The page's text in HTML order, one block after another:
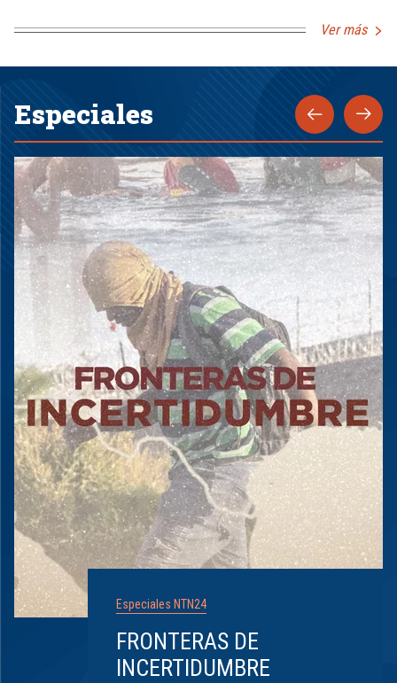
Ver más
Especiales
Especiales NTN24
FRONTERAS DE
INCERTIDUMBRE